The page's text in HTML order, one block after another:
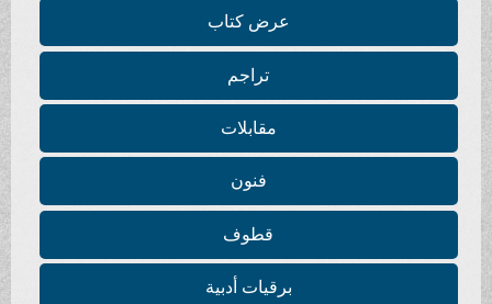
عرض كتاب
تراجم
مقابلات
فنون
قطوف
برقيات أدبية